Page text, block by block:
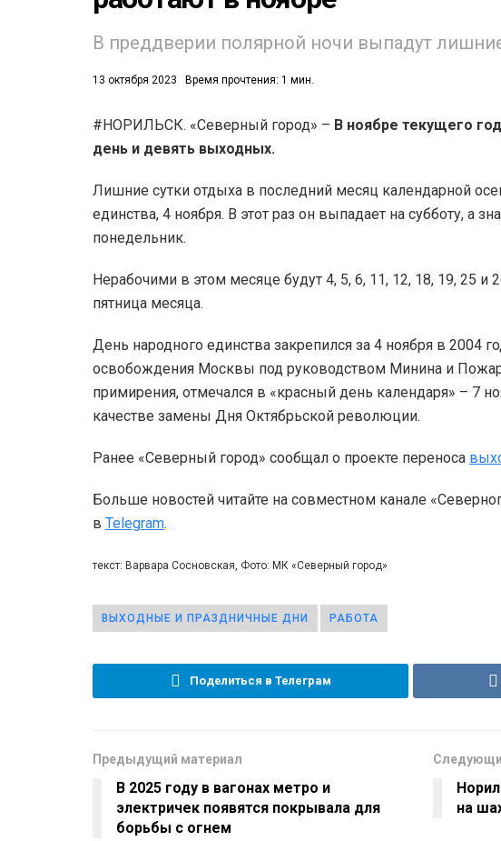
В преддверии полярной ночи выпадут
13 октября 2023 Время прочтения: 1 мин.
#НОРИЛЬСК. «Северный город» – В ноябре текущего
день и девять выходных.
Лишние сутки отдыха в последний месяц календарной
единства, 4 ноября. В этот раз он выпадает на субботу, а
понедельник.
Нерабочими в этом месяце будут 4, 5, 6, 11, 12, 18, 19, 25 и
пятница месяца.
День народного единства закрепился за 4 ноября в 2004
освобождения Москвы под руководством Минина и
примирения, отмечался в «красный день календаря» – 7
качестве замены Дня Октябрьской революции.
Ранее «Северный город» сообщал о проекте переноса
Больше новостей читайте на совместном канале
в Telegram.
текст: Варвара Сосновская, Фото: МК «Северный город»
ВЫХОДНЫЕ И ПРАЗДНИЧНЫЕ ДНИ РАБОТА
Поделиться в Телеграм
Предыдущий материал
В 2025 году в вагонах метро и
электричек появятся покрывала для
борьбы с огнем
на